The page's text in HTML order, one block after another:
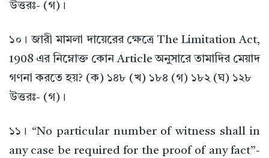
উত্তরঃ- (গ)।
১০। জারী মামলা দায়েরের ক্ষেত্রে The Limitation Act,
1908 এর নিম্নোক্ত কোন Article অনুসারে তামাদির মেয়াদ
গণনা করতে হয়? (ক) ১৪৮ (খ) ১৮৪ (গ) ১৮২ (ঘ) ১২৮
উত্তরঃ- (গ)।
১১। “No particular number of witness shall in
any case be required for the proof of any fact”-